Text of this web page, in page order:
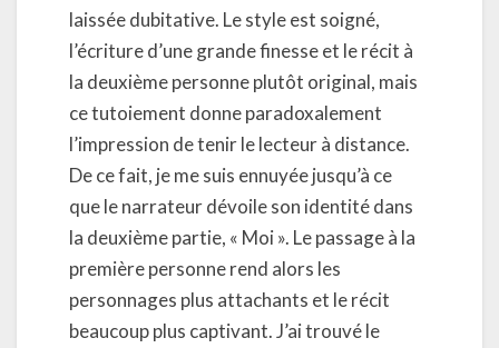
laissée dubitative. Le style est soigné,
l’écriture d’une grande finesse et le récit à
la deuxième personne plutôt original, mais
ce tutoiement donne paradoxalement
l’impression de tenir le lecteur à distance.
De ce fait, je me suis ennuyée jusqu’à ce
que le narrateur dévoile son identité dans
la deuxième partie, « Moi ». Le passage à la
première personne rend alors les
personnages plus attachants et le récit
beaucoup plus captivant. J’ai trouvé le